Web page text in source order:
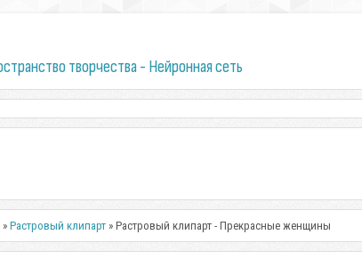
творчества - Нейронная сеть
»Растровый клипарт » Растровый клипарт - Прекрасные женщины